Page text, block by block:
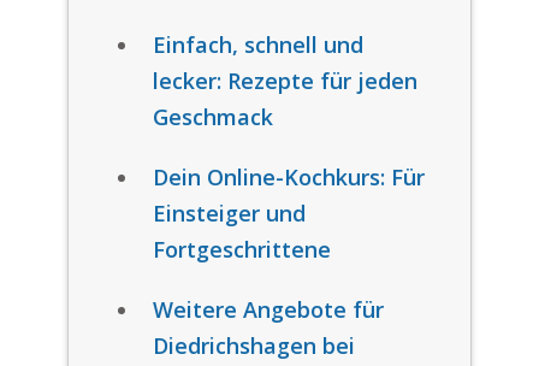
Einfach, schnell und
lecker: Rezepte für jeden
Geschmack
Dein Online-Kochkurs: Für
Einsteiger und
Fortgeschrittene
Weitere Angebote für
Diedrichshagen bei